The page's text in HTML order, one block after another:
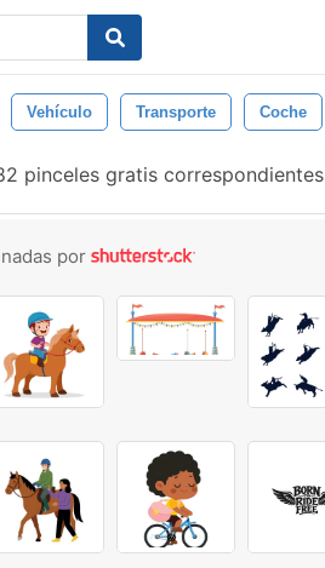
Vehículo Transporte Coche
pinceles gratis correspondientes
por